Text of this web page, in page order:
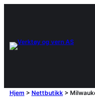
Hjem > Nettbutikk>